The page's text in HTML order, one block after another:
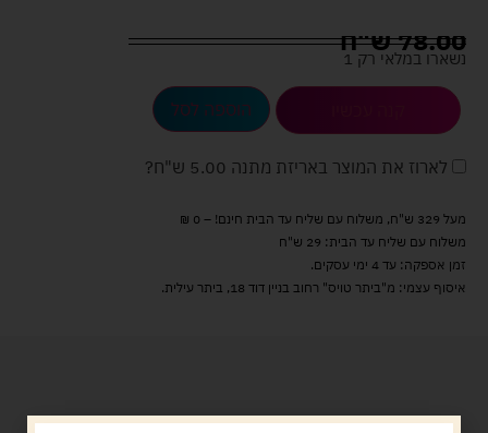
78.00ש"ח
נשארו במלאי רק 1
הוספה לסל
לארוז את המוצר באריזת מתנה 5.00 ש"ח ?
מעל 329 ש"ח, משלוח עם שליח עד הבית חינם! – 0 ₪
משלוח עם שליח עד הבית: 29 ש"ח
זמן אספקה: עד 4 ימי עסקים.
איסוף עצמי: מ"ביתר טויס" רחוב בניין דוד 18, ביתר עילית.